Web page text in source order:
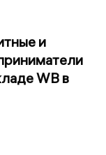
и
WB в